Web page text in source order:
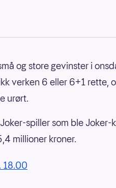
og store gevinster i
verken 6 eller 6+1 rette,
urørt.
spiller som ble Joker-
millioner kroner.
18.00